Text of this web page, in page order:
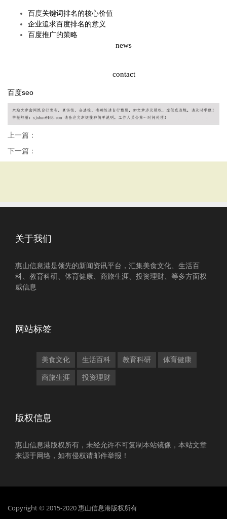
百度关键词排名的核心价值
企业追求百度排名的意义
百度推广的策略
news
contact
百度seo
上一篇：
下一篇：
关于我们
惠山信息港是领先的新闻资讯平台，汇集美食文化、生活百
科、教育科研、体育健康、商旅生涯、投资理财、等多方面权
威信息
网站标签
美食文化 生活百科 教育科研 体育健康
商旅生涯 投资理财
版权信息
惠山信息港版权所有，未经允许不可复制本站镜像，本站文章
来源于网络，如有侵权请邮件举报！
Copyright © 2015-2020 惠山信息港版权所有